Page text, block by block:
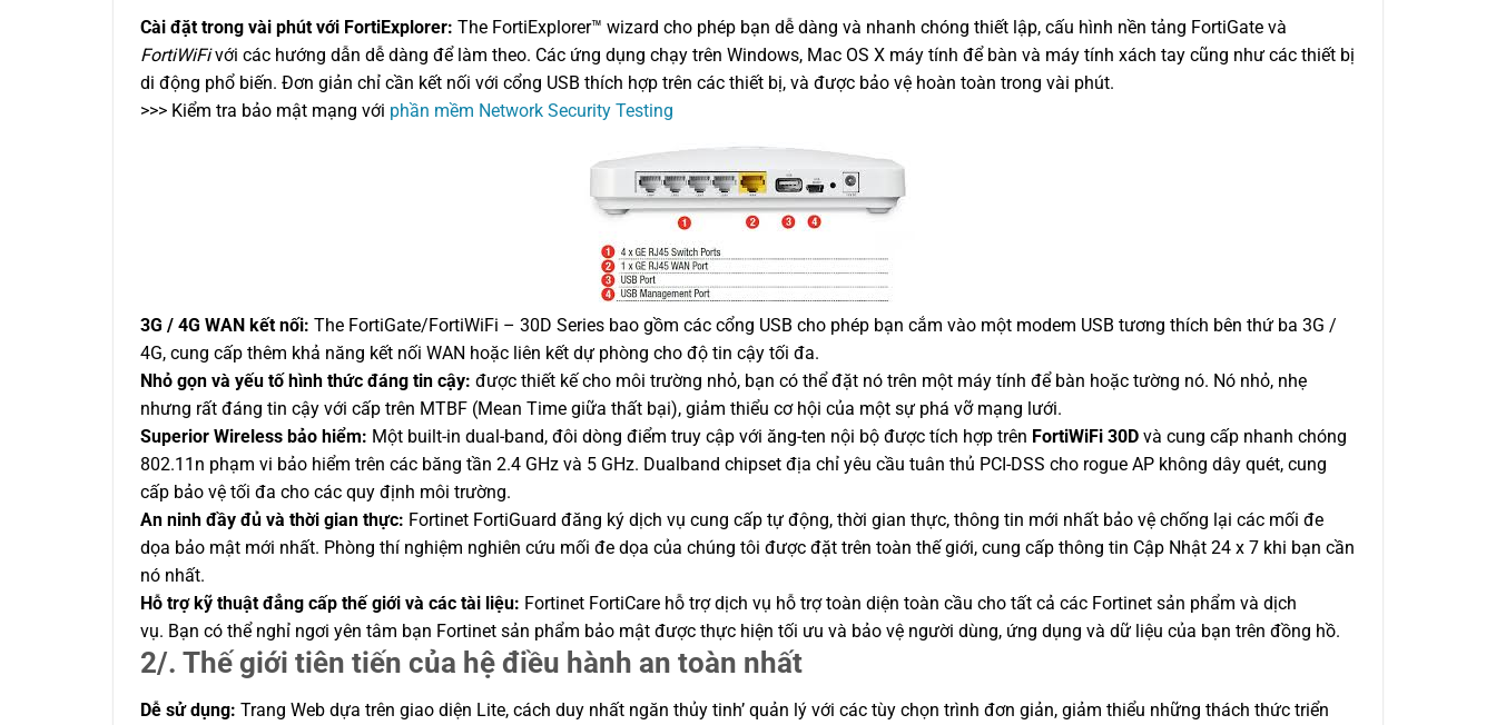
Cài đặt trong vài phút với FortiExplorer: The FortiExplorer™ wizard cho phép bạn dễ dàng và nhanh chóng thiết lập, cấu hình nền tảng FortiGate và
FortiWiFivới các hướng dẫn dễ dàng để làm theo. Các ứng dụng chạy trên Windows, Mac OS X máy tính để bàn và máy tính xách tay cũng như các thiết bị
di động phổ biến. Đơn giản chỉ cần kết nối với cổng USB thích hợp trên các thiết bị, và được bảo vệ hoàn toàn trong vài phút.
>>> Kiểm tra bảo mật mạng với phần mềm Network Security Testing
3G / 4G WAN kết nối: The FortiGate/FortiWiFi – 30D Series bao gồm các cổng USB cho phép bạn cắm vào một modem USB tương thích bên thứ ba 3G /
4G, cung cấp thêm khả năng kết nối WAN hoặc liên kết dự phòng cho độ tin cậy tối đa.
Nhỏ gọn và yếu tố hình thức đáng tin cậy: được thiết kế cho môi trường nhỏ, bạn có thể đặt nó trên một máy tính để bàn hoặc tường nó. Nó nhỏ, nhẹ
nhưng rất đáng tin cậy với cấp trên MTBF (Mean Time giữa thất bại), giảm thiểu cơ hội của một sự phá vỡ mạng lưới.
Superior Wireless bảo hiểm: Một built-in dual-band, đôi dòng điểm truy cập với ăng-ten nội bộ được tích hợp trên FortiWiFi 30D và cung cấp nhanh chóng
802.11n phạm vi bảo hiểm trên các băng tần 2.4 GHz và 5 GHz. Dualband chipset địa chỉ yêu cầu tuân thủ PCI-DSS cho rogue AP không dây quét, cung
cấp bảo vệ tối đa cho các quy định môi trường.
An ninh đầy đủ và thời gian thực: Fortinet FortiGuard đăng ký dịch vụ cung cấp tự động, thời gian thực, thông tin mới nhất bảo vệ chống lại các mối đe
dọa bảo mật mới nhất. Phòng thí nghiệm nghiên cứu mối đe dọa của chúng tôi được đặt trên toàn thế giới, cung cấp thông tin Cập Nhật 24 x 7 khi bạn cần
nó nhất.
Hỗ trợ kỹ thuật đẳng cấp thế giới và các tài liệu: Fortinet FortiCare hỗ trợ dịch vụ hỗ trợ toàn diện toàn cầu cho tất cả các Fortinet sản phẩm và dịch
vụ. Bạn có thể nghỉ ngơi yên tâm bạn Fortinet sản phẩm bảo mật được thực hiện tối ưu và bảo vệ người dùng, ứng dụng và dữ liệu của bạn trên đồng hồ.
2/. Thế giới tiên tiến của hệ điều hành an toàn nhất
Dễ sử dụng: Trang Web dựa trên giao diện Lite, cách duy nhất ngăn thủy tinh’ quản lý với các tùy chọn trình đơn giản, giảm thiểu những thách thức triển